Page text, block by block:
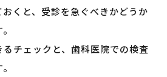
くと、受診を急ぐべきかどうか
チェックと、歯科医院での検査